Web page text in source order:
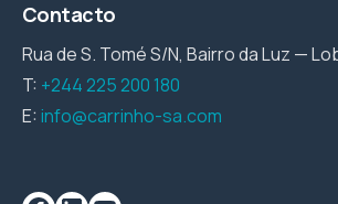
Contacto
Rua de S. Tomé S/N, Bairro da Luz —
T: +244 225 200 180
E:info@carrinho-sa.com